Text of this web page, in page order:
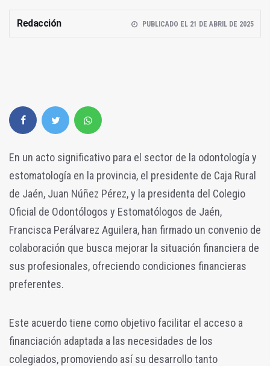
Redacción PUBLICADO EL 21 DE ABRIL DE 2025
En un acto significativo para el sector de la odontología y
estomatología en la provincia, el presidente de Caja Rural
de Jaén, Juan Núñez Pérez, y la presidenta del Colegio
Oficial de Odontólogos y Estomatólogos de Jaén,
Francisca Perálvarez Aguilera, han firmado un convenio de
colaboración que busca mejorar la situación financiera de
sus profesionales, ofreciendo condiciones financieras
preferentes.
Este acuerdo tiene como objetivo facilitar el acceso a
financiación adaptada a las necesidades de los
colegiados, promoviendo así su desarrollo tanto